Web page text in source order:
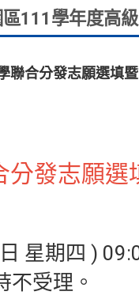
111學年度高
聯合分發志願選填
發志願選
星期四 )
不受理。